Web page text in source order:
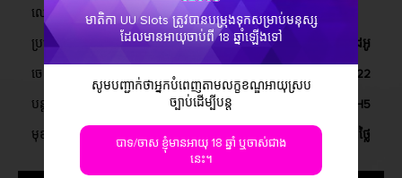
សំណួរ​ដែល​សួរ​ស្
Hindi
Indonesia
Korean
Laos
Burmese
Nepali
ឈ្មោះ
ប្រភេទហ្គេម រន្ធវីដេអូ
ចេញផ្សាយនៅលើ ខែធ្នូ, 2022
បន្ត វីនដូ, ប្រព័ន្ធប្រតិបត្តិការ iOS, ប្រព័ន្ធប្រតិបត្តិការ Android, H5
មុខងារលេងហ្គេម ទិញហ្គេមឥតគិតថ្លៃ, ហ្គេមឥតគិតថ្លៃ
មាតិកា UU Slots ត្រូវបានបម្រុងទុកសម្រាប់មនុស្ស
ដែលមានអាយុចាប់ពី 18 ឆ្នាំឡើងទៅ
សូម​បញ្ជាក់​ថា​អ្នក​បំពេញ​តាម​លក្ខខណ្ឌ​អាយុ​ស្រប​
ច្បាប់​ដើម្បី​បន្ត
បាទ/ចាស ខ្ញុំមានអាយុ 18 ឆ្នាំ ឬចាស់ជាង
នេះ។